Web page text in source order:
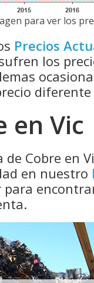
para ver los
Precios
los
en Vic
Cobre en
en nuestro